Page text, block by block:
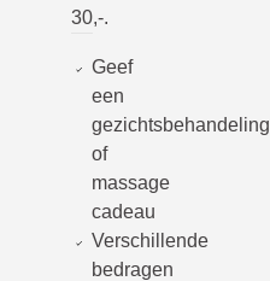
30,-.
Geef
een
gezichtsbehandeling
of
massage
cadeau
Verschillende
bedragen